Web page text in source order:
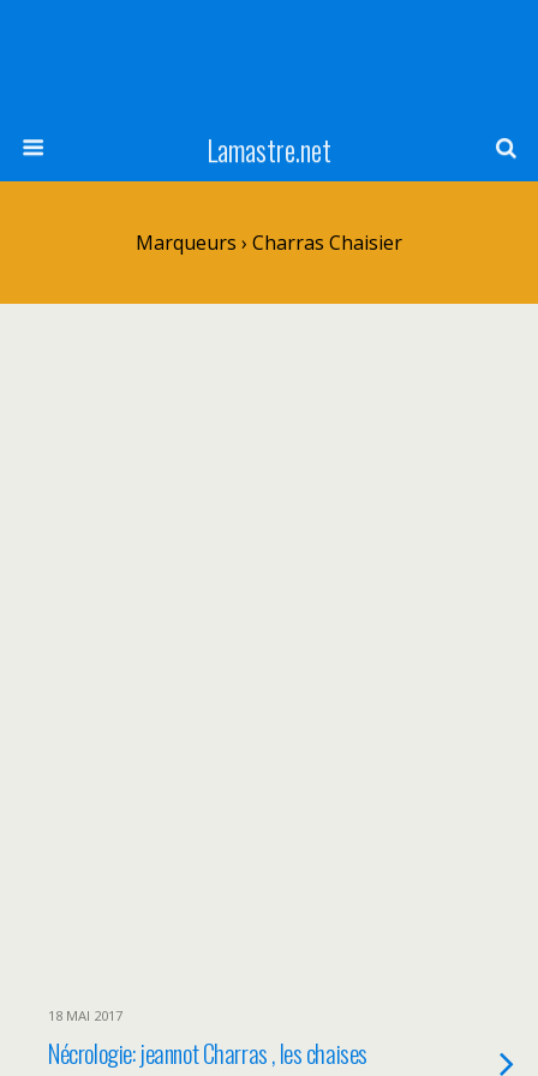
Lamastre.net
Marqueurs › Charras Chaisier
18 MAI 2017
Nécrologie: jeannot Charras , les chaises